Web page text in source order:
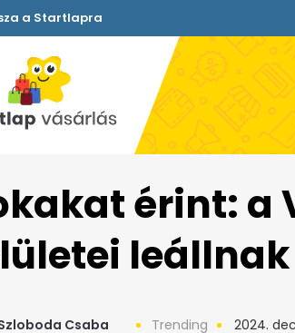
a Startlapra
érint: a
leállnak
Csaba Trending 2024.